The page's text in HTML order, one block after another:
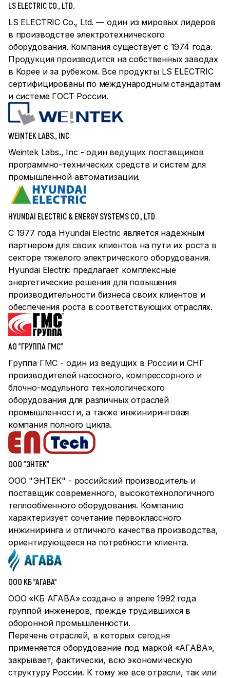
LS ELECTRIC CO., LTD.
LS ELECTRIC Co., Ltd. — один из мировых лидеров
в производстве электротехнического
оборудования. Компания существует с 1974 года.
Продукция производится на собственных заводах
в Корее и за рубежом. Все продукты LS ELECTRIC
сертифицированы по международным стандартам
и системе ГОСТ России.
WEINTEK LABS., INC
Weintek Labs., Inc - один ведущих поставщиков
программно-технических средств и систем для
промышленной автоматизации.
HYUNDAI ELECTRIC & ENERGY SYSTEMS CO., LTD.
С 1977 года Hyundai Electric является надежным
партнером для своих клиентов на пути их роста в
секторе тяжелого электрического оборудования.
Hyundai Electric предлагает комплексные
энергетические решения для повышения
производительности бизнеса своих клиентов и
обеспечения роста в соответствующих отраслях.
АО "ГРУППА ГМС"
Группа ГМС - один из ведущих в России и СНГ
производителей насосного, компрессорного и
блочно-модульного технологического
оборудования для различных отраслей
промышленности, а также инжиниринговая
компания полного цикла.
ООО "ЭНТЕК"
ООО "ЭНТЕК" - российский производитель и
поставщик современного, высокотехнологичного
теплообменного оборудования. Компанию
характеризует сочетание первоклассного
инжиниринга и отличного качества производства,
ориентирующееся на потребности клиента.
ООО КБ "АГАВА"
ООО «КБ АГАВА» создано в апреле 1992 года
группой инженеров, прежде трудившихся в
оборонной промышленности.
Перечень отраслей, в которых сегодня
применяется оборудование под маркой «АГАВА»,
закрывает, фактически, всю экономическую
структуру России. К тому же все отрасли, так или